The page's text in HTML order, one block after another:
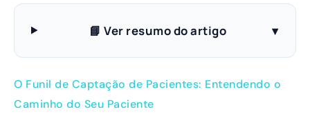
📘 Ver resumo do artigo ▾
O Funil de Captação de Pacientes: Entendendo o
Caminho do Seu Paciente